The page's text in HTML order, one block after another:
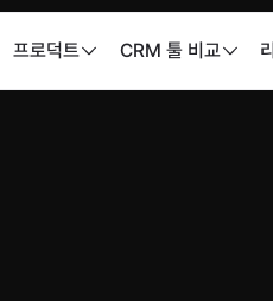
프로덕트 CRM 툴 비교